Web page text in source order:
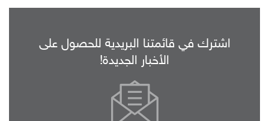
اشترك في قائمتنا البريدية للحصول على
الأخبار الجديدة!